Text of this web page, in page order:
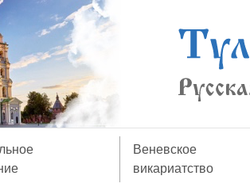
Веневское
викариатство